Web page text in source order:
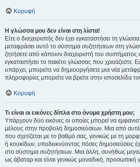
Κορυφή
Η γλώσσα μου δεν είναι στη λίστα!
Είτε ο διαχειριστής δεν έχει εγκαταστήσει τη
μεταφράσει αυτό το σύστημα συζητήσεων στη
ζητήσετε από κάποιον διαχειριστή του
εγκαταστήσει το πακέτο γλώσσας που χρειάζεστε.
υπάρχει, μπορείτε να δημιουργήσετε μια νέα
πληροφορίες μπορείτε να βρείτε στην ιστοσελίδα
Κορυφή
Τι είναι οι εικόνες δίπλα στο όνομα χρήστη μου;
Υπάρχουν δύο εικόνες οι οποίες μπορεί να
μέλους στην προβολή δημοσιεύσεων. Μια από αυτές
που σχετίζεται με το βαθμό σας, γενικώς με τη
ή κουκίδων, υποδεικνύοντας πόσες δημοσιεύσεις
στο σύστημα συζητήσεων. Μια άλλη, συνήθως
ως άβαταρ και είναι γενικώς μοναδική, προσωπική